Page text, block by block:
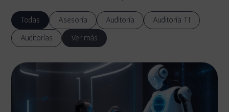
Todas Asesoría Auditoría
Auditoría TI
Auditorías
Ver más